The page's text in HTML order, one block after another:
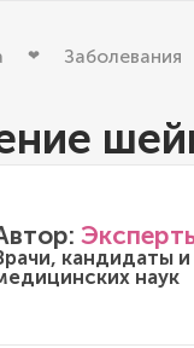
Заболевания
кандидаты
наук